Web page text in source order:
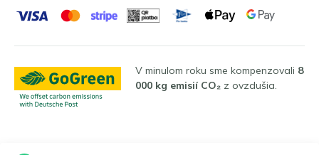
V minulom roku sme kompenzovali 8
000 kg emisií CO₂ z ovzdušia.